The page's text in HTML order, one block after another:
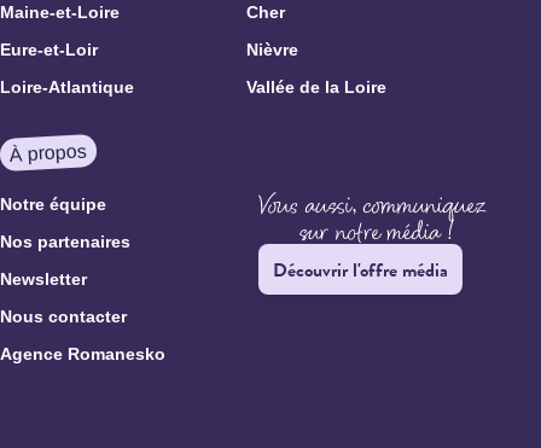
Maine-et-Loire
Cher
Eure-et-Loir
Nièvre
Loire-Atlantique
Vallée de la Loire
À propos
Notre équipe
Nos partenaires
Newsletter
Nous contacter
Agence Romanesko
Découvrir l'offre média